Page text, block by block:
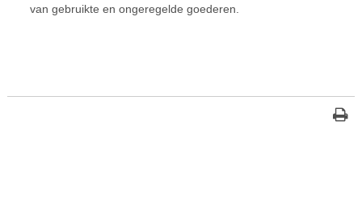
van gebruikte en ongeregelde goederen.